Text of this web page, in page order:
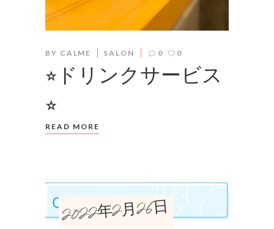
BY CALME SALON 0 0
⭐︎ドリンクサービス
⭐︎
READ MORE
2022年2月26日